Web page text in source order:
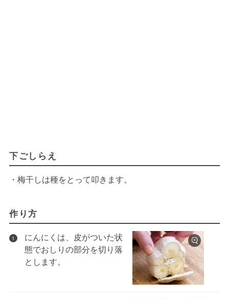
下ごしらえ
・梅干しは種をとって叩きます。
作り方
1
にんにくは、皮がついた状
態でおしりの部分を切り落
とします。